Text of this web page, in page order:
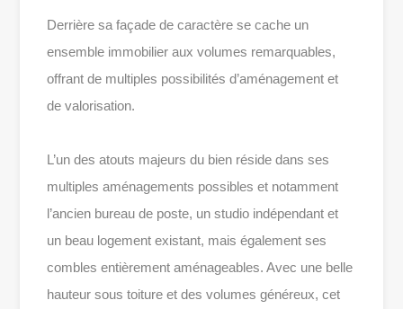
Derrière sa façade de caractère se cache un
ensemble immobilier aux volumes remarquables,
offrant de multiples possibilités d’aménagement et
de valorisation.
L’un des atouts majeurs du bien réside dans ses
multiples aménagements possibles et notamment
l’ancien bureau de poste, un studio indépendant et
un beau logement existant, mais également ses
combles entièrement aménageables. Avec une belle
hauteur sous toiture et des volumes généreux, cet